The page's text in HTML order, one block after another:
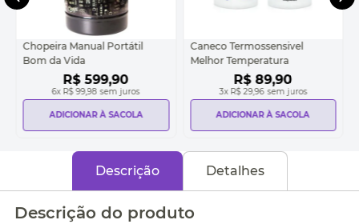
Chopeira Manual Portátil
Bom da Vida
R$ 599,90
6x R$ 99,98 sem juros
ADICIONAR À SACOLA
Caneco Termossensivel
Melhor Temperatura
R$ 89,90
3x R$ 29,96 sem juros
ADICIONAR À SACOLA
Descrição Detalhes
Descrição do produto